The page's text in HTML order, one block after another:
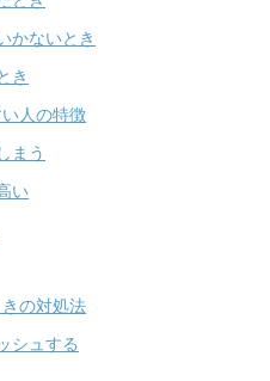
かないとき
き
人の特徴
まう
い
の対処法
シュする